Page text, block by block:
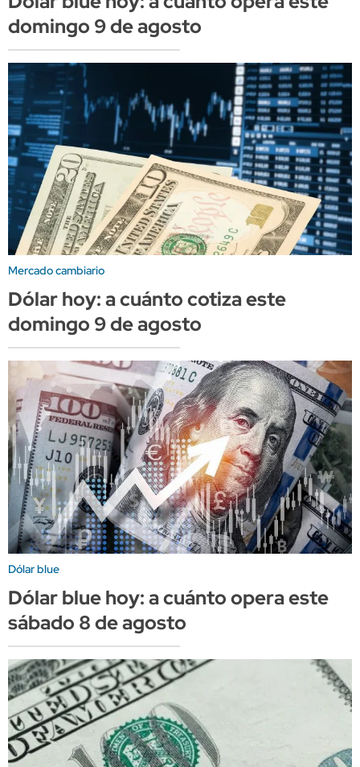
domingo 9 de agosto
Mercado cambiario
Dólar hoy: a cuánto cotiza este
domingo 9 de agosto
Dólar blue
Dólar blue hoy: a cuánto opera este
sábado 8 de agosto